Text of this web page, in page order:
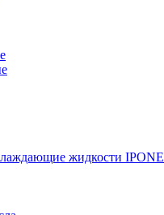
жидкости IPONE